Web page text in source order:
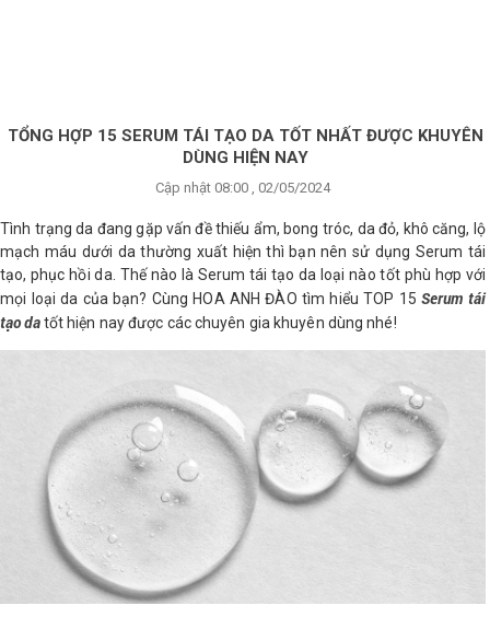
TỔNG HỢP 15 SERUM TÁI TẠO DA TỐT NHẤT ĐƯỢC KHUYÊN
DÙNG HIỆN NAY
Cập nhật 08:00 , 02/05/2024
Tình trạng da đang gặp vấn đề thiếu ẩm, bong tróc, da đỏ, khô căng, lộ
mạch máu dưới da thường xuất hiện thì bạn nên sử dụng Serum tái
tạo, phục hồi da. Thế nào là Serum tái tạo da loại nào tốt phù hợp với
mọi loại da của bạn? Cùng HOA ANH ĐÀO tìm hiểu TOP 15 Serum tái
tạo datốt hiện nay được các chuyên gia khuyên dùng nhé!